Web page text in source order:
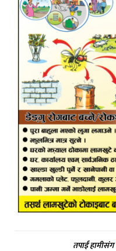
तपाईं हामीसंग